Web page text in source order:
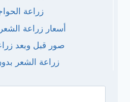
زراعة
أسعار زراعة
صور قبل وبعد
زراعة الشعر